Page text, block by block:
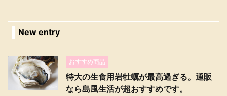
New entry
おすすめ商品
特大の生食用岩牡蠣が最高過ぎる。通販
なら島風生活が超おすすめです。